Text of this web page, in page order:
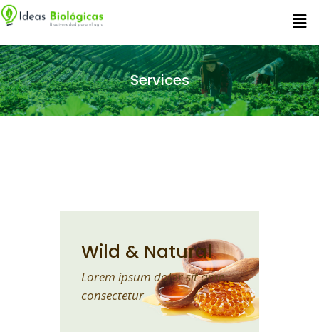
Services
Wild & Natural
Lorem ipsum dolor sit ame
consectetur